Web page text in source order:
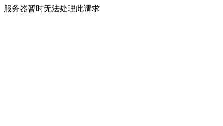
服务器暂时无法处理此请求